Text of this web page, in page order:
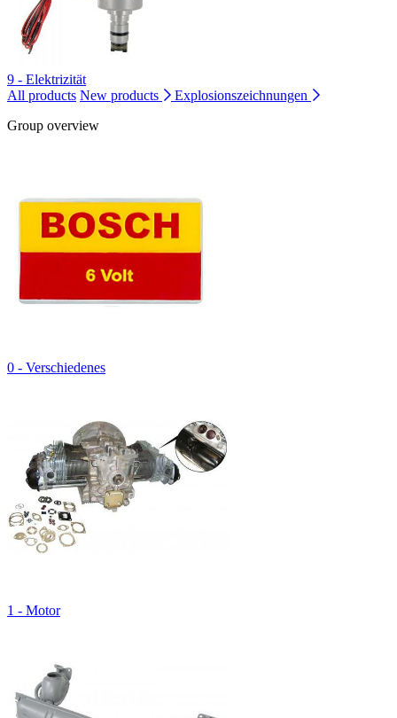
9 - Elektrizität
All products New products
Explosionszeichnungen
Group overview
0 - Verschiedenes
1 - Motor